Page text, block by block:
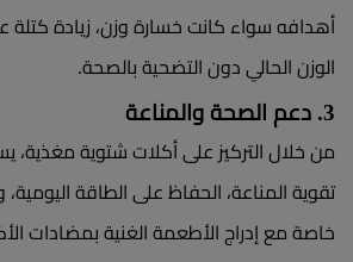
أهدافه سواء كانت خسارة وزن، زيادة كتلة
الوزن الحالي دون التضحية بالصحة.
3. دعم الصحة والمناعة
من خلال التركيز على أكلات شتوية مغذية،
تقوية المناعة، الحفاظ على الطاقة
خاصة مع إدراج الأطعمة الغنية بمضادات